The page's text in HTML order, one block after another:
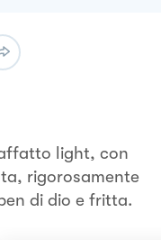
light, con
rigorosamente
di dio e fritta.